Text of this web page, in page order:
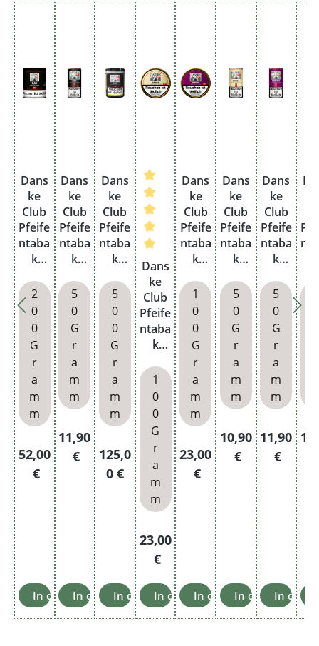
Dans
ke
Club
Pfeife
ntaba
k
Dose
2
0
0
G
r
a
m
m
Regulärer Preis:
52,00
€
In den Warenkorb
Dans
ke
Club
Pfeife
ntaba
k
Pouc
h
5
0
G
r
a
m
m
Regulärer Preis:
11,90
€
In den Warenkorb
Dans
ke
Club
Pfeife
ntaba
k
Box
5
0
0
G
r
a
m
m
Regulärer Preis:
125,0
0 €
In den Warenkorb
Durchschnittliche Bewertung
Dans
ke
Club
Pfeife
ntaba
k
old
Dose
1
0
0
G
r
a
m
m
Regulärer Preis:
23,00
€
In den Warenkorb
Dans
ke
Club
Pfeife
ntaba
k
undy
Dose
1
0
0
G
r
a
m
m
Regulärer Preis:
23,00
€
In den Warenkorb
Dans
ke
Club
Pfeife
ntaba
k
old
Pouc
h
5
0
G
r
a
m
m
Regulärer Preis:
10,90
€
In den
Dans
ke
Club
Pfeife
ntaba
k
undy
Pouc
h
5
0
G
r
a
m
m
11,90
€
In den